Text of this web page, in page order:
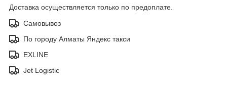
Доставка осуществляется только по предоплате.
Самовывоз
По городу Алматы Яндекс такси
EXLINE
Jet Logistic